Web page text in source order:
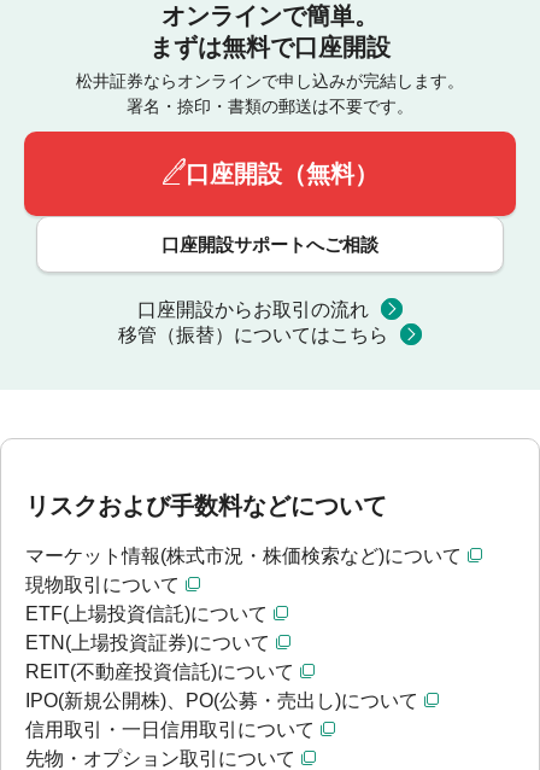
オンラインで簡単。
まずは無料で口座開設
松井証券ならオンラインで申し込みが完結します。
署名・捺印・書類の郵送は不要です。
口座開設（無料）
口座開設サポートへご相談
口座開設からお取引の流れ
移管（振替）についてはこちら
リスクおよび手数料などについて
マーケット情報(株式市況・株価検索など)について
現物取引について
ETF(上場投資信託)について
ETN(上場投資証券)について
REIT(不動産投資信託)について
IPO(新規公開株)、PO(公募・売出し)について
信用取引・一日信用取引について
先物・オプション取引について